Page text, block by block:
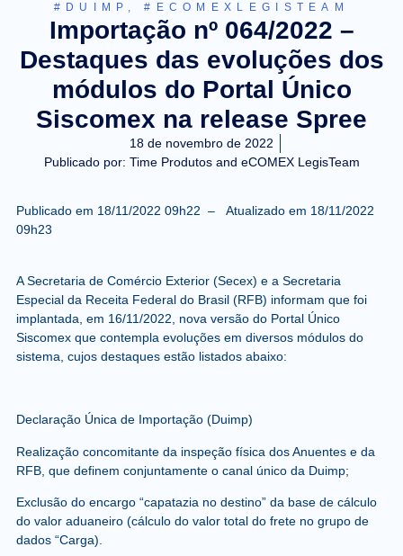
#DUIMP ,#ECOMEXLEGISTEAM
Importação nº 064/2022 –
Destaques das evoluções dos
módulos do Portal Único
Siscomex na release Spree
18 de novembro de 2022
Publicado por: Time Produtos and eCOMEX LegisTeam
Publicado em 18/11/2022 09h22 – Atualizado em 18/11/2022
09h23
A Secretaria de Comércio Exterior (Secex) e a Secretaria
Especial da Receita Federal do Brasil (RFB) informam que foi
implantada, em 16/11/2022, nova versão do Portal Único
Siscomex que contempla evoluções em diversos módulos do
sistema, cujos destaques estão listados abaixo:
Declaração Única de Importação (Duimp)
Realização concomitante da inspeção física dos Anuentes e da
RFB, que definem conjuntamente o canal único da Duimp;
Exclusão do encargo “capatazia no destino” da base de cálculo
do valor aduaneiro (cálculo do valor total do frete no grupo de
dados “Carga).